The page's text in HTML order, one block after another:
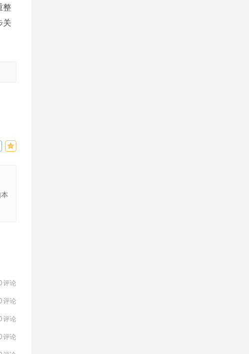
整
关
评论
评论
评论
评论